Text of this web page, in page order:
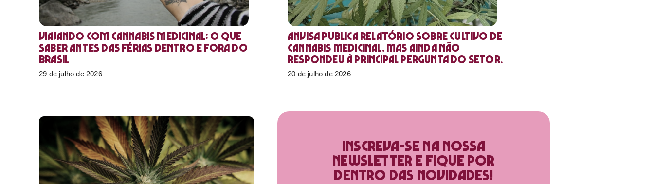
Viajando com cannabis medicinal: o que
saber antes das férias dentro e fora do
Brasil
29 de julho de 2026
Anvisa publica relatório sobre cultivo de
Cannabis medicinal. Mas ainda não
respondeu à principal pergunta do setor.
20 de julho de 2026
Inscreva-se na nossa
newsletter e fique por
dentro das novidades!​